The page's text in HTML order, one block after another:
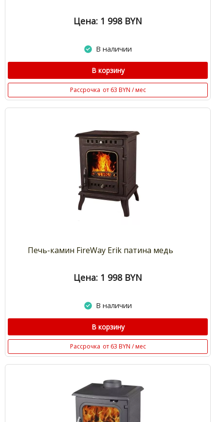
Цена: 1 998 BYN
В наличии
В корзину
Рассрочка от 63 BYN / мес
Печь-камин FireWay Erik патина медь
Цена: 1 998 BYN
В наличии
В корзину
Рассрочка от 63 BYN / мес